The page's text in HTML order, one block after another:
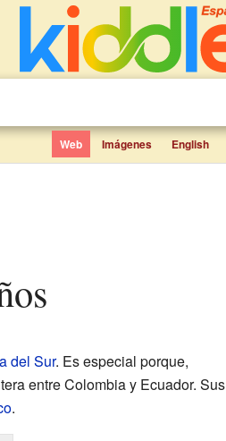
Web Imágenes English
del Sur. Es especial porque,
entre Colombia y Ecuador. Sus
.